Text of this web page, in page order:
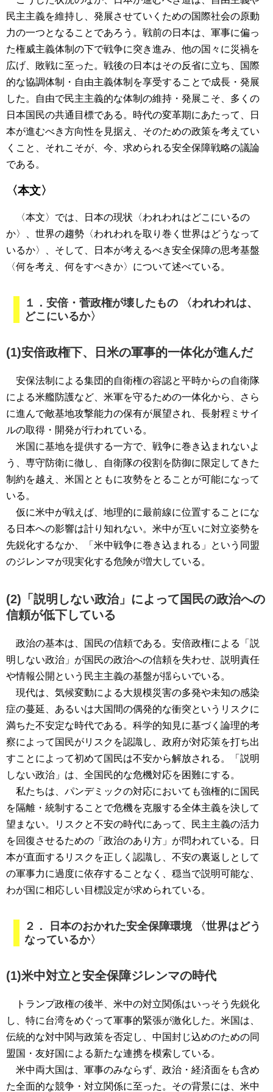
民主主義を維持し、発展させていくための国際社会の原動
力の一つとなることであろう。戦前の日本は、軍事に偏っ
た権威主義体制の下で戦争に突き進み、他の国々に災禍を
広げ、敗戦に至った。戦後の日本はその反省に立ち、国際
的な協調体制・自由主義体制を享受することで成長・発展
した。自由で民主主義的な体制の維持・発展こそ、多くの
日本国民の共通目標である。時代の変革期にあたって、日
本が進むべき方向性を見据え、そのための政策を考えてい
くこと、それこそが、今、求められる安全保障戦略の議論
である。
〈本文〉
〈本文〉では、日本の現状〈われわれはどこにいるの
か〉、世界の趨勢〈われわれを取り巻く世界はどうなって
いるか〉、そして、日本が考えるべき安全保障の思考基盤
〈何を考え、何をすべきか〉について述べている。
１．安倍・菅政権が壊したもの 〈われわれは、
どこにいるか〉
(1)安倍政権下、日米の軍事的一体化が進んだ
安保法制による集団的自衛権の容認と平時からの自衛隊
による米艦防護など、米軍を守るための一体化から、さら
に進んで敵基地攻撃能力の保有が展望され、長射程ミサイ
ルの取得・開発が行われている。
米国に基地を提供する一方で、戦争に巻き込まれないよ
う、専守防衛に徹し、自衛隊の役割を防御に限定してきた
制約を越え、米国とともに攻勢をとることが可能になって
いる。
仮に米中が戦えば、地理的に最前線に位置することにな
る日本への影響は計り知れない。米中が互いに対立姿勢を
先鋭化するなか、「米中戦争に巻き込まれる」という同盟
のジレンマが現実化する危険が増大している。
(2)「説明しない政治」によって国民の政治への
信頼が低下している
政治の基本は、国民の信頼である。安倍政権による「説
明しない政治」が国民の政治への信頼を失わせ、説明責任
や情報公開という民主主義の基盤が揺らいでいる。
現代は、気候変動による大規模災害の多発や未知の感染
症の蔓延、あるいは大国間の偶発的な衝突というリスクに
満ちた不安定な時代である。科学的知見に基づく論理的考
察によって国民がリスクを認識し、政府が対応策を打ち出
すことによって初めて国民は不安から解放される。「説明
しない政治」は、全国民的な危機対応を困難にする。
私たちは、パンデミックの対応においても強権的に国民
を隔離・統制することで危機を克服する全体主義を決して
望まない。リスクと不安の時代にあって、民主主義の活力
を回復させるための「政治のあり方」が問われている。日
本が直面するリスクを正しく認識し、不安の裏返しとして
の軍事力に過度に依存することなく、穏当で説明可能な、
わが国に相応しい目標設定が求められている。
２． 日本のおかれた安全保障環境 〈世界はどう
なっているか〉
(1)米中対立と安全保障ジレンマの時代
トランプ政権の後半、米中の対立関係はいっそう先鋭化
し、特に台湾をめぐって軍事的緊張が激化した。米国は、
伝統的な対中関与政策を否定し、中国封じ込めのための同
盟国・友好国による新たな連携を模索している。
米中両大国は、軍事のみならず、政治・経済面をも含め
た全面的な競争・対立関係に至った。その背景には、米中